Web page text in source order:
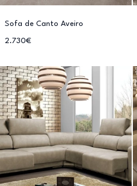
Sofa de Canto Aveiro
2.730€